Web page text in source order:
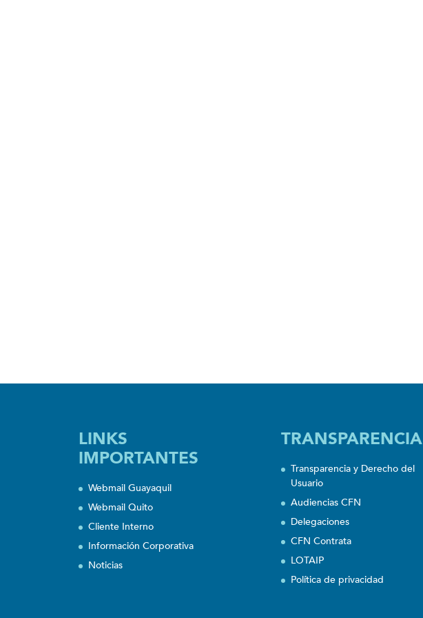
LINKS
IMPORTANTES
Webmail Guayaquil
Webmail Quito
Cliente Interno
Información Corporativa
Noticias
TRANSPARENCIA
Transparencia y Derecho del
Usuario
Audiencias CFN
Delegaciones
CFN Contrata
LOTAIP
Política de privacidad